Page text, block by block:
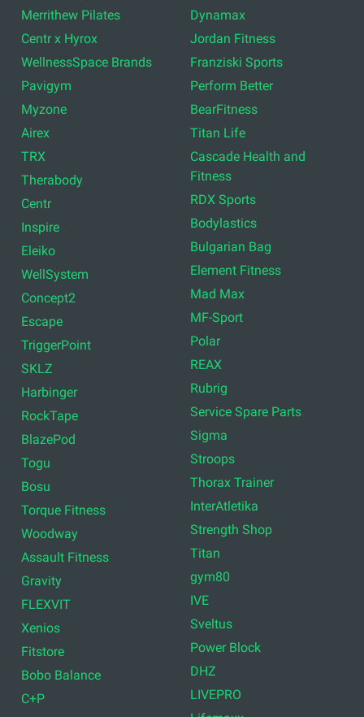
Merrithew Pilates
Centr x Hyrox
WellnessSpace Brands
Pavigym
Myzone
Airex
TRX
Therabody
Centr
Inspire
Eleiko
WellSystem
Concept2
Escape
TriggerPoint
SKLZ
Harbinger
RockTape
BlazePod
Togu
Bosu
Torque Fitness
Woodway
Assault Fitness
Gravity
FLEXVIT
Xenios
Fitstore
Bobo Balance
C+P
Dynamax
Jordan Fitness
Franziski Sports
Perform Better
BearFitness
Titan Life
Cascade Health and
Fitness
RDX Sports
Bodylastics
Bulgarian Bag
Element Fitness
Mad Max
MF-Sport
Polar
REAX
Rubrig
Service Spare Parts
Sigma
Stroops
Thorax Trainer
InterAtletika
Strength Shop
Titan
gym80
IVE
Sveltus
Power Block
DHZ
LIVEPRO